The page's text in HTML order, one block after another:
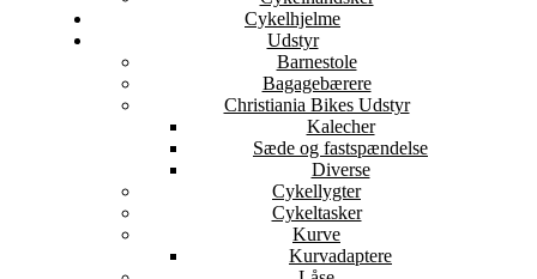
Cykelhjelme
Udstyr
Barnestole
Bagagebærere
Christiania Bikes Udstyr
Kalecher
Sæde og fastspændelse
Diverse
Cykellygter
Cykeltasker
Kurve
Kurvadaptere